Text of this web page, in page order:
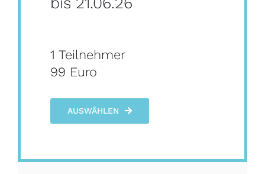
1 Teilnehmer
99 Euro
AUSWÄHLEN